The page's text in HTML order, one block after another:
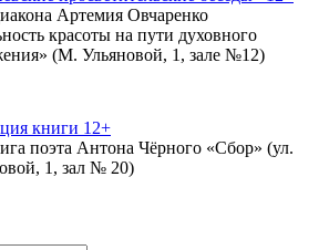
Артемия Овчаренко
красоты на пути духовного
(М. Ульяновой, 1, зале №12)
книги 12+
поэта Антона Чёрного «Сбор» (ул.
1, зал № 20)